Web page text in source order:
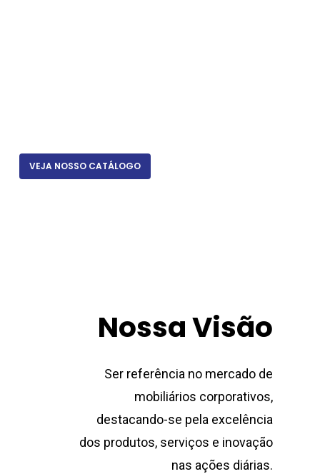
VEJA NOSSO CATÁLOGO
Nossa Visão
Ser referência no mercado de
mobiliários corporativos,
destacando-se pela excelência
dos produtos, serviços e inovação
nas ações diárias.